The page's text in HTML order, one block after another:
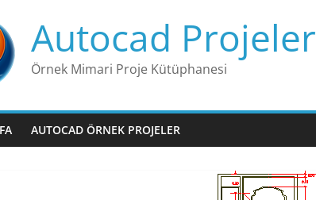
Autocad Projeler
Örnek Mimari Proje Kütüphanesi
AUTOCAD ÖRNEK PROJELER